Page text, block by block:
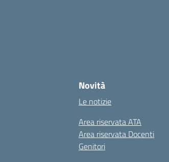
Novità
Le notizie
Area riservata ATA
Area riservata Docenti
Genitori